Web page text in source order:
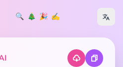
🔍 🎄 🎉 ✍️